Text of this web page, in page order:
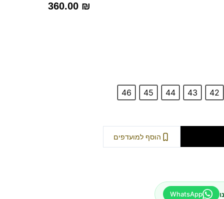
360.00 ₪
42
43
44
45
46
הוסף למועדפים
WhatsApp